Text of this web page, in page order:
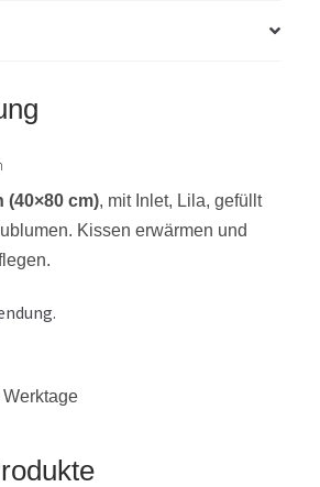
(40×80 cm), mit Inlet, Lila, gefüllt
Kissen erwärmen und
Werktage